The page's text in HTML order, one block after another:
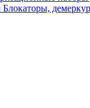
Блокаторы,